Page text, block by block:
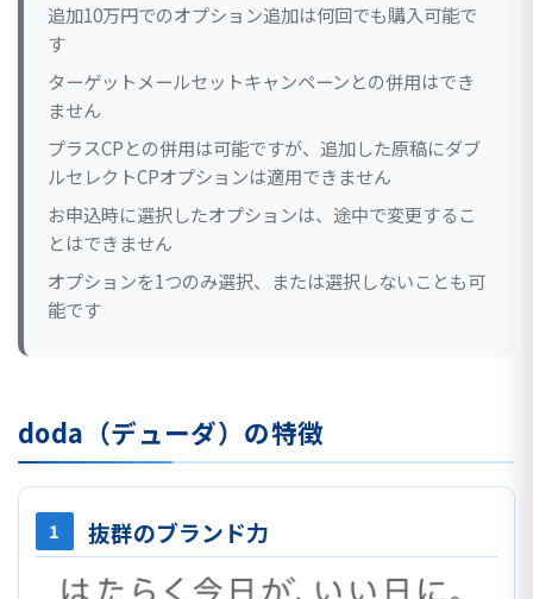
追加10万円でのオプション追加は何回でも購入可能で
す
ターゲットメールセットキャンペーンとの併用はでき
ません
プラスCPとの併用は可能ですが、追加した原稿にダブ
ルセレクトCPオプションは適用できません
お申込時に選択したオプションは、途中で変更するこ
とはできません
オプションを1つのみ選択、または選択しないことも可
能です
doda（デューダ）の特徴
1 抜群のブランド力